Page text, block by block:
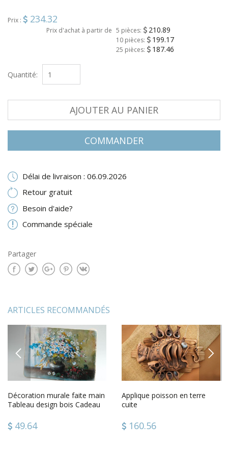
Prix : 234.32
Prix d'achat à partir de 5 pièces: 210.89
10 pièces: 199.17
25 pièces: 187.46
Quantité:
AJOUTER AU PANIER
COMMANDER
Délai de livraison : 06.09.2026
Retour gratuit
Besoin d'aide?
Commande spéciale
Partager
ARTICLES RECOMMANDÉS
PREVIOUS
Décoration murale faite main
Tableau design bois Cadeau
49.64
Applique poisson en terre
cuite
160.56
NEXT